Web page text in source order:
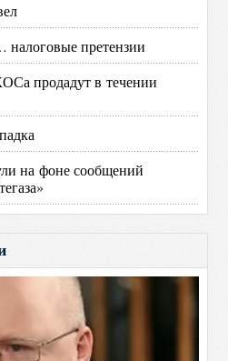
претензии
продадут в течении
на фоне сообщений